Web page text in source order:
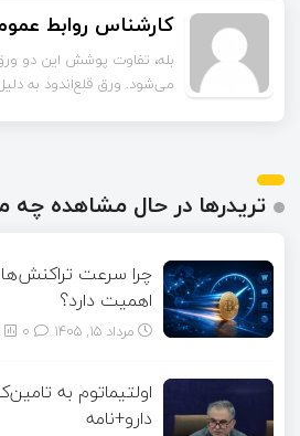
اسماعیل زاده
تا قبل از خوندن این مقاله
همون ورق گالوانیزه است.
تریدرها در حال مشاهده چه
چرا سرعت تراکنش‌ها
اهمیت دارد؟
مرداد ۱۵, ۱۴۰۵
اولتیماتوم به
دارو+نامه